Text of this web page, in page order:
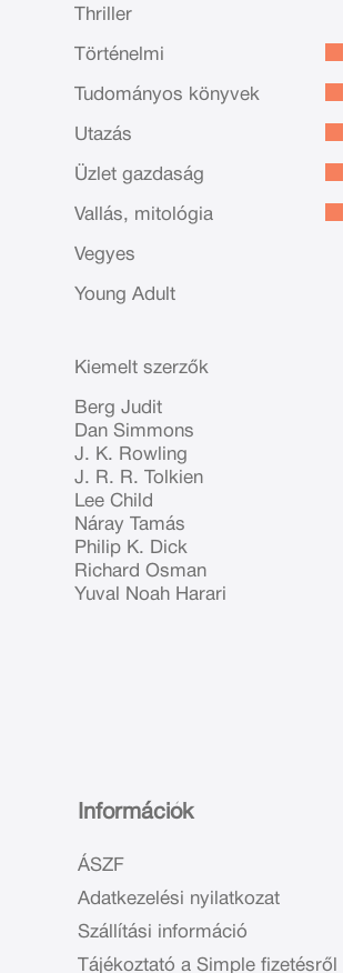
Thriller
Történelmi
Tudományos könyvek
Utazás
Üzlet gazdaság
Vallás, mitológia
Vegyes
Young Adult
Kiemelt szerzők
Berg Judit
Dan Simmons
J. K. Rowling
J. R. R. Tolkien
Lee Child
Náray Tamás
Philip K. Dick
Richard Osman
Yuval Noah Harari
Információk
ÁSZF
Adatkezelési nyilatkozat
Szállítási információ
Tájékoztató a Simple fizetésről